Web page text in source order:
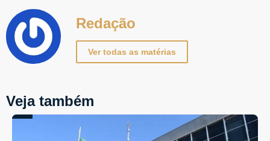
Redação
Ver todas as matérias
Veja também